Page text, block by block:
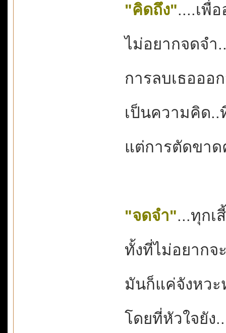
"คิดถึง"....เพื่
ไม่อยากจดจำ
การลบเธอออ
เป็นความคิด
แต่การตัดขา
"จดจำ"...ทุกเ
ทั้งที่ไม่อยากจ
มันก็แค่จังหวะ
โดยที่หัวใจยัง